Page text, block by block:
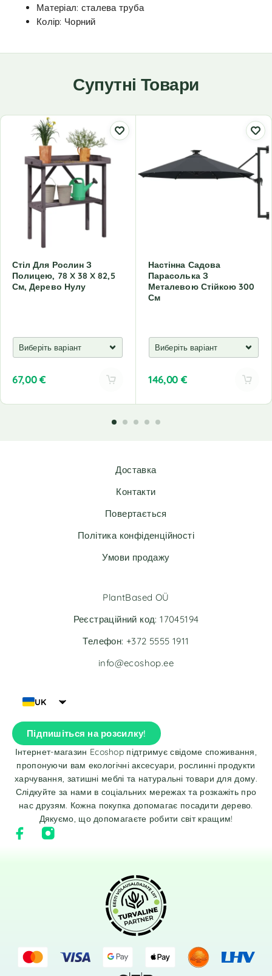
Матеріал: сталева труба
Колір: Чорний
Супутні Товари
Стіл Для Рослин З
Полицею, 78 X 38 X 82,5
См, Дерево Нулу
67,00€
Настінна Садова
Парасолька З
Металевою Стійкою 300
См
146,00 €
t
a
v
:
Доставка
Контакти
Повертається
Політика конфіденційності
Умови продажу
UK
Підпишіться на розсилку!
Інтернет-магазин Ecoshop підтримує свідоме споживання,
пропонуючи вам екологічні аксесуари, рослинні продукти
харчування, затишні меблі та натуральні товари для дому.
Слідкуйте за нами в соціальних мережах та розкажіть про
нас друзям. Кожна покупка допомагає посадити дерево.
Дякуємо, що допомагаєте робити світ кращим!
PlantBased OÜ
Реєстраційний код: 17045194
Телефон: +372 5555 1911
info@ecoshop.ee